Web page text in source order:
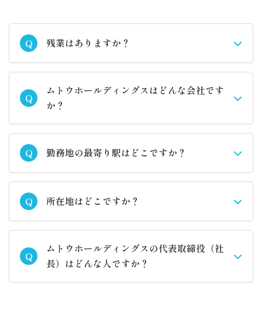
Q 残業はありますか？
Q
ムトウホールディングスはどんな会社です
か？
Q 勤務地の最寄り駅はどこですか？
Q 所在地はどこですか？
Q
ムトウホールディングスの代表取締役（社
長）はどんな人ですか？